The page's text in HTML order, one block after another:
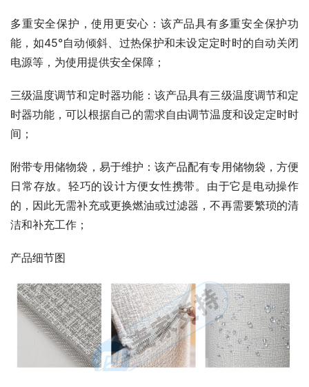
多重安全保护，使用更安心：该产品具有多重安全保护功
能，如45°自动倾斜、过热保护和未设定定时时的自动关闭
电源等，为使用提供安全保障；
三级温度调节和定时器功能：该产品具有三级温度调节和定
时器功能，可以根据自己的需求自由调节温度和设定定时时
间；
附带专用储物袋，易于维护：该产品配有专用储物袋，方便
日常存放。轻巧的设计方便女性携带。由于它是电动操作
的，因此无需补充或更换燃油或过滤器，不再需要繁琐的清
洁和补充工作；
产品细节图